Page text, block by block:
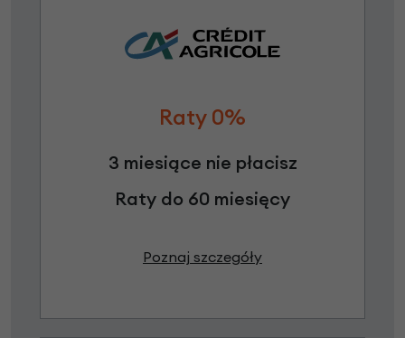
Raty 0%
3 miesiące nie płacisz
Raty do 60 miesięcy
Poznaj szczegóły